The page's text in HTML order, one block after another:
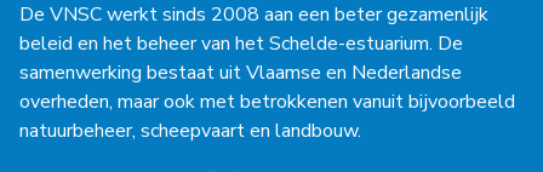
De VNSC werkt sinds 2008 aan een beter gezamenlijk
beleid en het beheer van het Schelde-estuarium. De
samenwerking bestaat uit Vlaamse en Nederlandse
overheden, maar ook met betrokkenen vanuit bijvoorbeeld
natuurbeheer, scheepvaart en landbouw.